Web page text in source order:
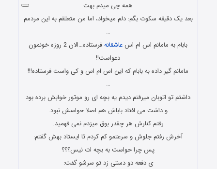
همه چی میدم بهت
بعد یک دقیقه سکوت بگم: دلم میخواد، اما من متعلقم به این مردمم
…
بابام به مامانم اس ام اس عاشقانه
فرستاده…الان 2 روزه خونمون
دعواست!!
مامانم گیر داده به بابام که این اس ام اس و کی واست فرستاده!!!
…
داشتم تو اتوبان میرفتم دیدم یه بچه ای رو موتور خوابش برده بود
و داشت می افتاد باباش هم اصلا حواسش نبود.
رفتم کنارش هر چقدر بوق میزدم نمی فهمید.
آخرش رفتم جلوش و سرعتمو کم کردم تا ایستاد بهش گفتم:
پس چرا حواست به بچه ات نیس؟؟؟
ی دفعه دو دستی زد تو سرشو گفت: